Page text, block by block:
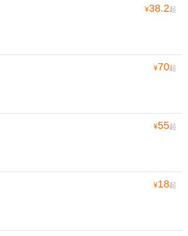
¥38.2起
¥70起
¥55起
¥18起